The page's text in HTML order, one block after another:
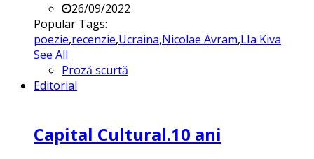
26/09/2022
Popular Tags:
poezie,recenzie,Ucraina,Nicolae Avram,LIa Kiva
See All
Proză scurtă
Editorial
Capital Cultural.10 ani